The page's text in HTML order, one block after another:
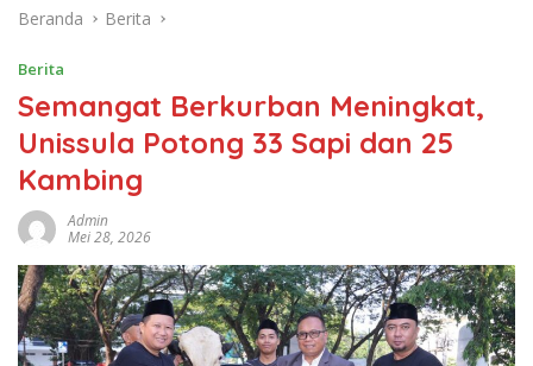
Beranda Berita
Berita
Semangat Berkurban Meningkat,
Unissula Potong 33 Sapi dan 25
Kambing
Admin
Mei 28, 2026